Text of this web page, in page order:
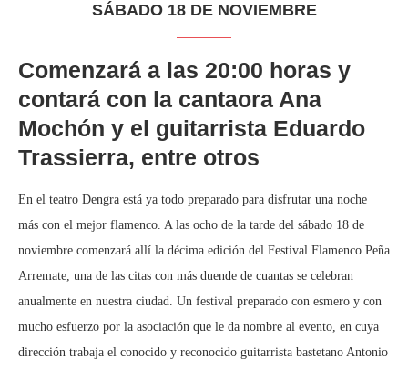
SÁBADO 18 DE NOVIEMBRE
Comenzará a las 20:00 horas y
contará con la cantaora Ana
Mochón y el guitarrista Eduardo
Trassierra, entre otros
En el teatro Dengra está ya todo preparado para disfrutar una noche
más con el mejor flamenco. A las ocho de la tarde del sábado 18 de
noviembre comenzará allí la décima edición del Festival Flamenco Peña
Arremate, una de las citas con más duende de cuantas se celebran
anualmente en nuestra ciudad. Un festival preparado con esmero y con
mucho esfuerzo por la asociación que le da nombre al evento, en cuya
dirección trabaja el conocido y reconocido guitarrista bastetano Antonio